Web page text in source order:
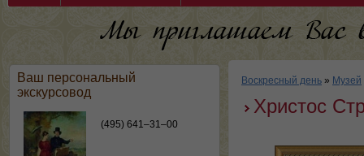
Ваш персональный
экскурсовод
(495) 641–31–00
Воскресный день » Музей
Христос